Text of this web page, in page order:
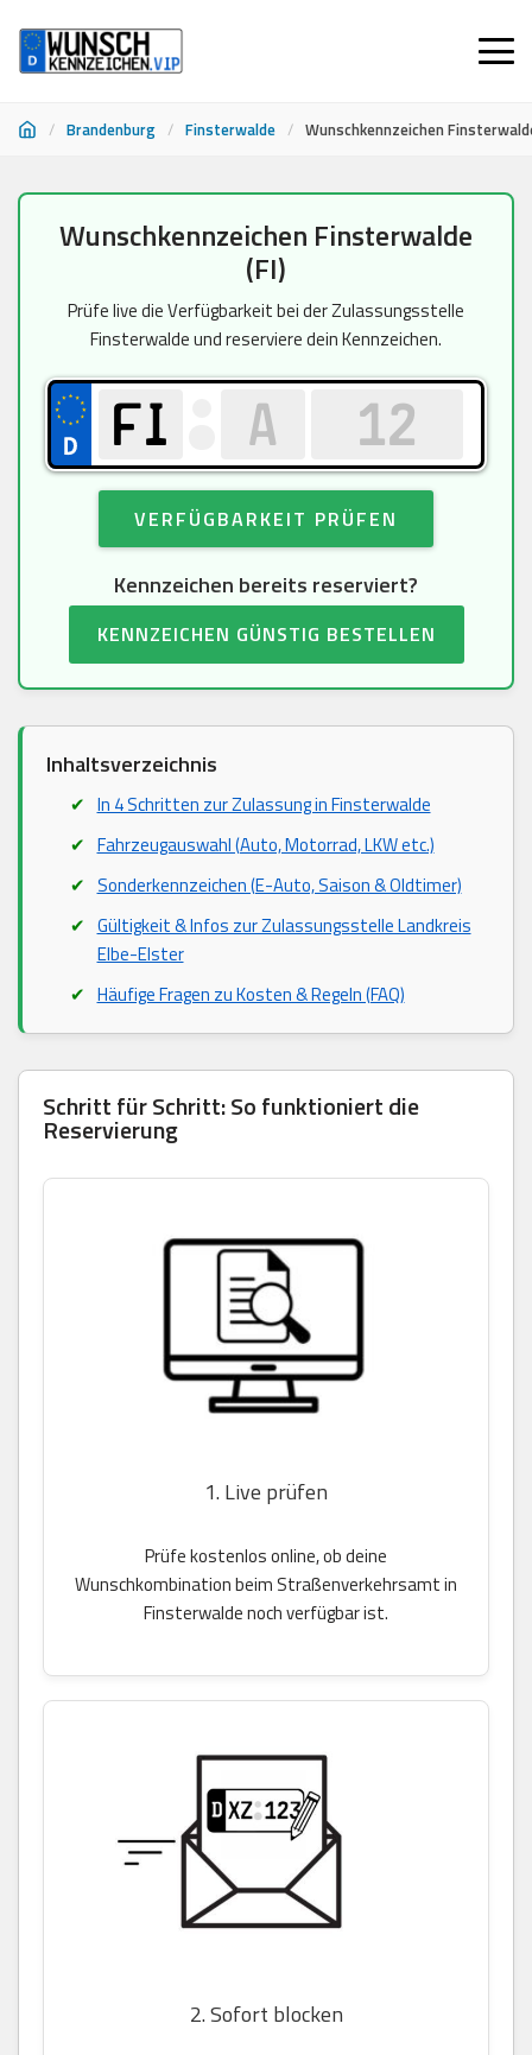
/ Brandenburg / Finsterwalde / Wunschkennzeichen
Wunschkennzeichen Finsterwalde
(FI)
Prüfe live die Verfügbarkeit bei der Zulassungsstelle
Finsterwalde und reserviere dein Kennzeichen.
VERFÜGBARKEIT PRÜFEN
Kennzeichen bereits reserviert?
KENNZEICHEN GÜNSTIG BESTELLEN
Inhaltsverzeichnis
In 4 Schritten zur Zulassung in Finsterwalde
Fahrzeugauswahl (Auto, Motorrad, LKW etc.)
Sonderkennzeichen (E-Auto, Saison & Oldtimer)
Gültigkeit & Infos zur Zulassungsstelle Landkreis
Elbe-Elster
Häufige Fragen zu Kosten & Regeln (FAQ)
Schritt für Schritt: So funktioniert die
Reservierung
1. Live prüfen
Prüfe kostenlos online, ob deine
Wunschkombination beim Straßenverkehrsamt in
Finsterwalde noch verfügbar ist.
2. Sofort blocken